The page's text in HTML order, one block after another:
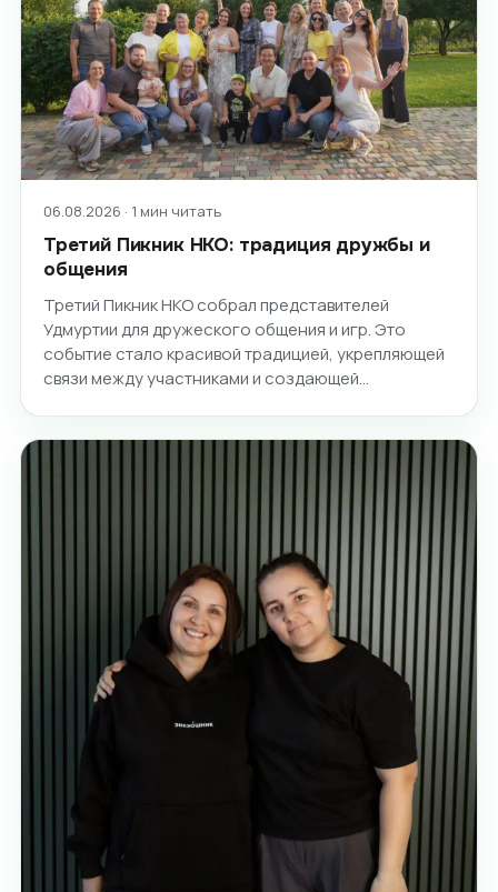
06.08.2026 · 1 мин читать
Третий Пикник НКО: традиция дружбы и
общения
Третий Пикник НКО собрал представителей
Удмуртии для дружеского общения и игр. Это
событие стало красивой традицией, укрепляющей
связи между участниками и создающей…